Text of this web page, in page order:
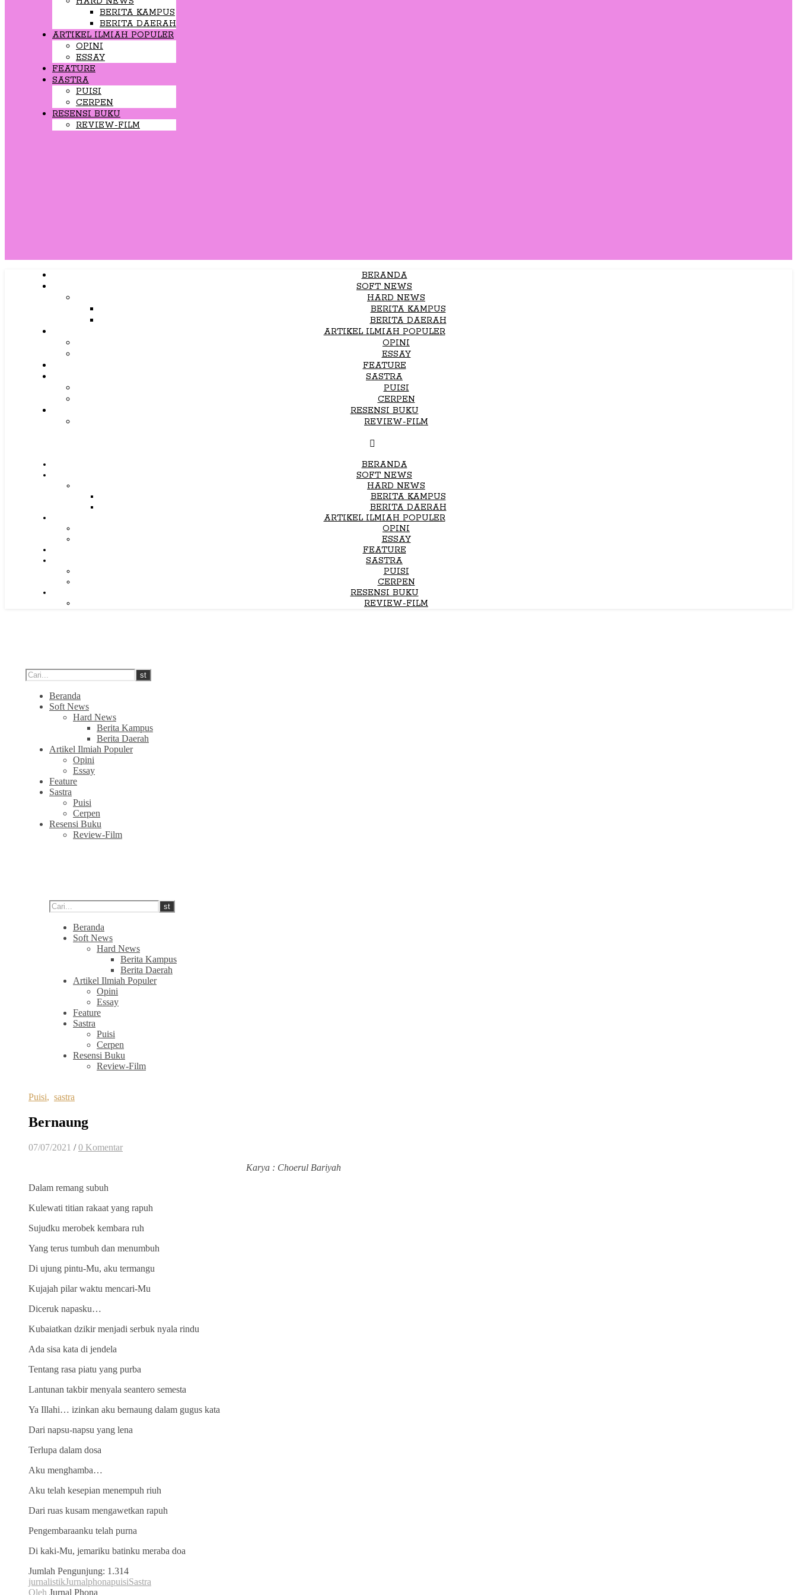
BERITA KAMPUS
BERITA DAERAH
ARTIKEL ILMIAH POPULER
OPINI
ESSAY
FEATURE
SASTRA
PUISI
CERPEN
RESENSI BUKU
REVIEW-FILM
BERANDA
SOFT NEWS
HARD NEWS
BERITA KAMPUS
BERITA DAERAH
ARTIKEL ILMIAH POPULER
OPINI
ESSAY
FEATURE
SASTRA
PUISI
CERPEN
RESENSI BUKU
REVIEW-FILM
BERANDA
SOFT NEWS
HARD NEWS
BERITA KAMPUS
BERITA DAERAH
ARTIKEL ILMIAH POPULER
OPINI
ESSAY
FEATURE
SASTRA
PUISI
CERPEN
RESENSI BUKU
REVIEW-FILM
Beranda
Soft News
Hard News
Berita Kampus
Berita Daerah
Artikel Ilmiah Populer
Opini
Essay
Feature
Sastra
Puisi
Cerpen
Resensi Buku
Review-Film
Beranda
Soft News
Hard News
Berita Kampus
Berita Daerah
Artikel Ilmiah Populer
Opini
Essay
Feature
Sastra
Puisi
Cerpen
Resensi Buku
Review-Film
Puisi, sastra
Bernaung
07/07/2021 / 0 Komentar
Karya : Choerul Bariyah
Dalam remang subuh
Kulewati titian rakaat yang rapuh
Sujudku merobek kembara ruh
Yang terus tumbuh dan menumbuh
Di ujung pintu-Mu, aku termangu
Kujajah pilar waktu mencari-Mu
Diceruk napasku…
Kubaiatkan dzikir menjadi serbuk nyala rindu
Ada sisa kata di jendela
Tentang rasa piatu yang purba
Lantunan takbir menyala seantero semesta
Ya Illahi… izinkan aku bernaung dalam gugus kata
Dari napsu-napsu yang lena
Terlupa dalam dosa
Aku menghamba…
Aku telah kesepian menempuh riuh
Dari ruas kusam mengawetkan rapuh
Pengembaraanku telah purna
Di kaki-Mu, jemariku batinku meraba doa
Jumlah Pengunjung: 1.314
jurnalistikJurnalphonapuisiSastra
Oleh Jurnal Phona